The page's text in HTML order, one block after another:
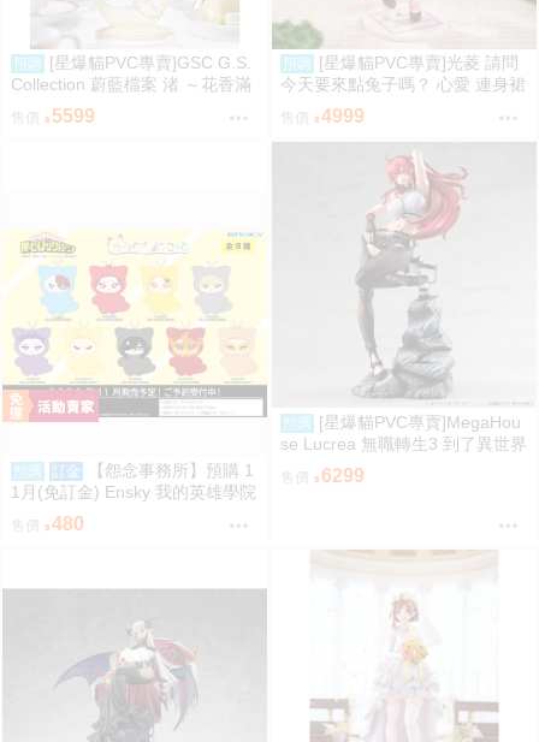
預購
[星爆貓PVC專賣]GSC G.S.
Collection 蔚藍檔案 渚 ～花香滿
溢的微笑～ 預計2027/12到貨
售價 5599
預購
[星爆貓PVC專賣]光菱 請問
今天要來點兔子嗎？ 心愛 連身裙
Ver. 預計2027/08到貨
售價 4999
預購 訂金
【怨念事務所】預購 1
1月(免訂金) Ensky 我的英雄學院
Q版動物裝珠鍊布偶吊飾 娃娃 第
2彈 9款分售 0816
售價 480
預購
[星爆貓PVC專賣]MegaHou
se Lucrea 無職轉生3 到了異世界
就拿出真本事 艾莉絲·伯雷亞斯·
格雷拉特 預計2027/06到貨
售價 6299